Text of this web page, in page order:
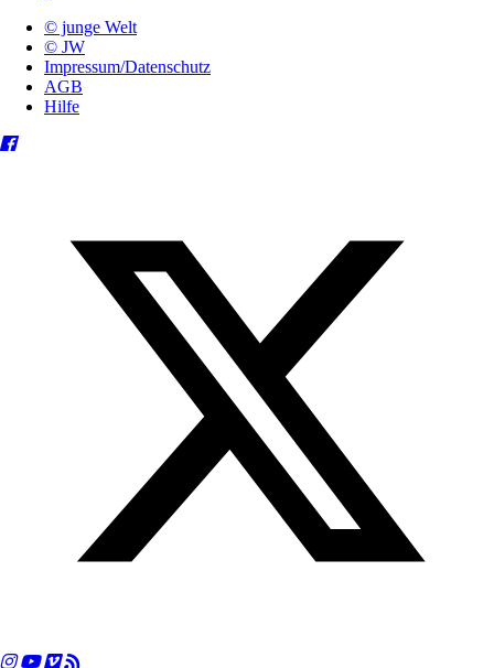
© junge Welt
© JW
Impressum/Datenschutz
AGB
Hilfe